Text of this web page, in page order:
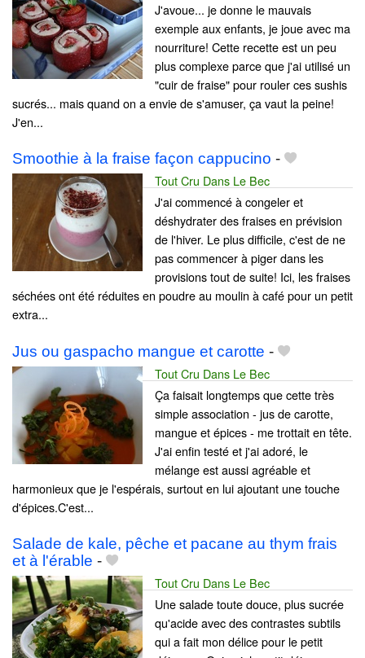
J'avoue... je donne le mauvais
exemple aux enfants, je joue avec ma
nourriture! Cette recette est un peu
plus complexe parce que j'ai utilisé un
"cuir de fraise" pour rouler ces sushis
sucrés... mais quand on a envie de s'amuser, ça vaut la peine!
J'en...
Smoothie à la fraise façon cappucino -
Tout Cru Dans Le Bec
J'ai commencé à congeler et
déshydrater des fraises en prévision
de l'hiver. Le plus difficile, c'est de ne
pas commencer à piger dans les
provisions tout de suite! Ici, les fraises
séchées ont été réduites en poudre au moulin à café pour un petit
extra...
Jus ou gaspacho mangue et carotte -
Tout Cru Dans Le Bec
Ça faisait longtemps que cette très
simple association - jus de carotte,
mangue et épices - me trottait en tête.
J'ai enfin testé et j'ai adoré, le
mélange est aussi agréable et
harmonieux que je l'espérais, surtout en lui ajoutant une touche
d'épices.C'est...
Salade de kale, pêche et pacane au thym frais
et à l'érable -
Tout Cru Dans Le Bec
Une salade toute douce, plus sucrée
qu'acide avec des contrastes subtils
qui a fait mon délice pour le petit